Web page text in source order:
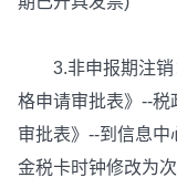
3.非申报期注销
格申请审批表》--
审批表》--到信息
金税卡时钟修改为